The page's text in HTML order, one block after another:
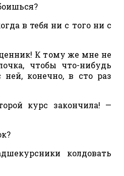
в тебя ни с того ни с
К тому же мне не
чтобы что-нибудь
ней, конечно, в сто раз
курс закончила! —
колдовать